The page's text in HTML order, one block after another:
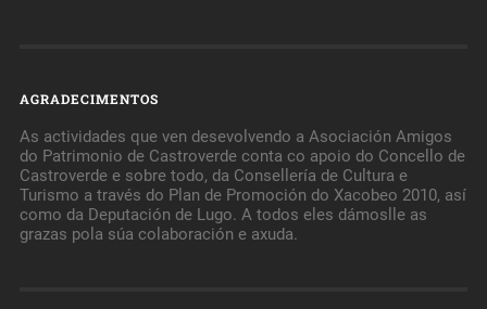
AGRADECIMENTOS
As actividades que ven desevolvendo a Asociación Amigos
do Patrimonio de Castroverde conta co apoio do Concello de
Castroverde e sobre todo, da Consellería de Cultura e
Turismo a través do Plan de Promoción do Xacobeo 2010, así
como da Deputación de Lugo. A todos eles dámoslle as
grazas pola súa colaboración e axuda.